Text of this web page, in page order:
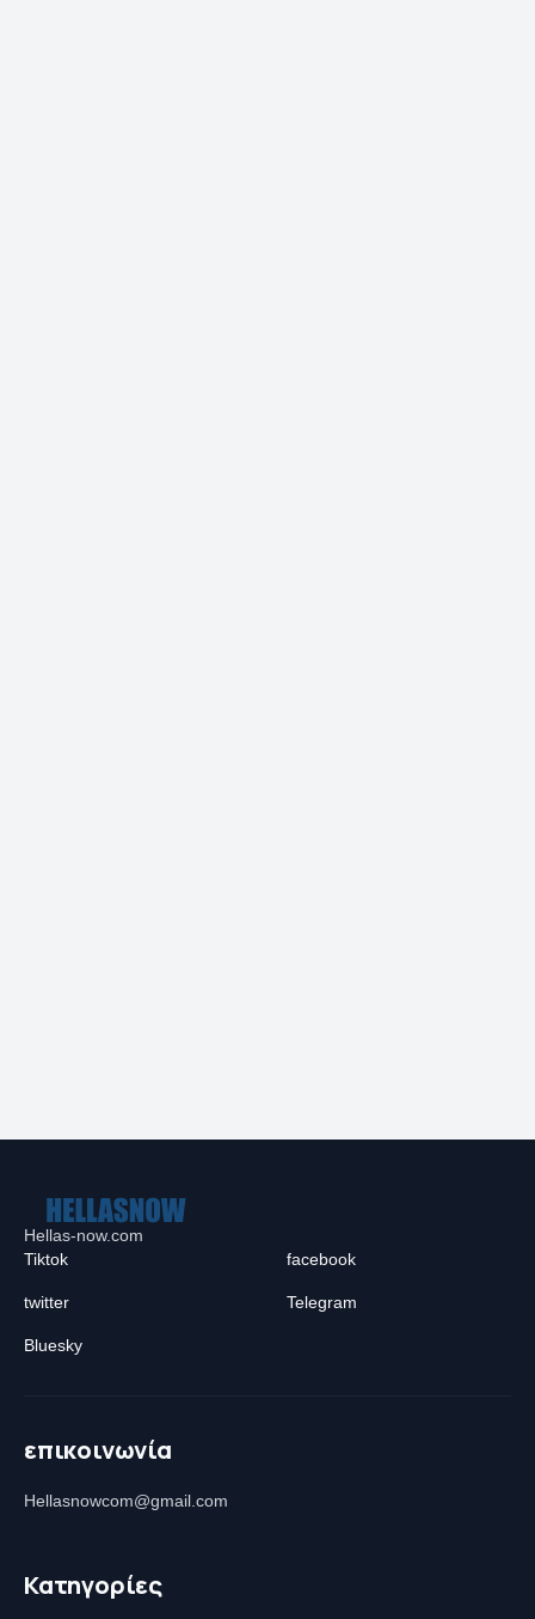
Hellas-now.com
Tiktok
facebook
twitter Telegram
Bluesky
επικοινωνία
Hellasnowcom@gmail.com
Κατηγορίες